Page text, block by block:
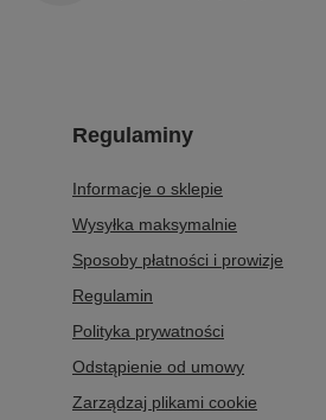
Regulaminy
Informacje o sklepie
Wysyłka maksymalnie
Sposoby płatności i prowizje
Regulamin
Polityka prywatności
Odstąpienie od umowy
Zarządzaj plikami cookie